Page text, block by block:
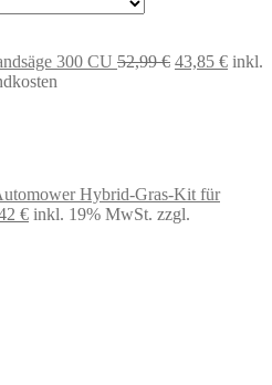
300 CU 52,99€ 43,85 € inkl.
Hybrid-Gras-Kit für
€Aktueller
inkl. 19% MwSt. zzgl.